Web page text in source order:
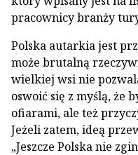
pracownicy branży
Polska autarkia jest
może brutalną
wielkiej wsi nie
oswoić się z myślą, że
ofiarami, ale też
Jeżeli zatem, ideą
„Jeszcze Polska nie